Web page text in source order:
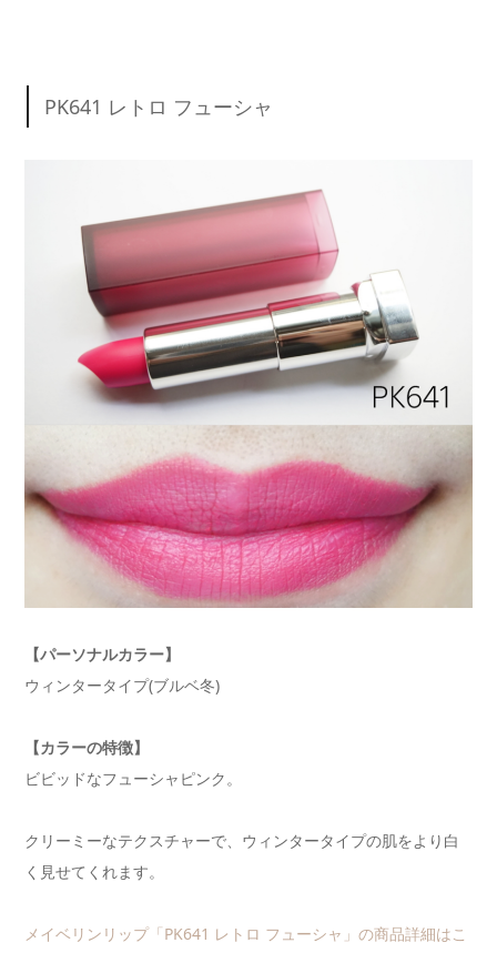
PK641 レトロ フューシャ
【パーソナルカラー】
ウィンタータイプ(ブルベ冬)
【カラーの特徴】
ビビッドなフューシャピンク。
クリーミーなテクスチャーで、ウィンタータイプの肌をより白
く見せてくれます。
メイベリンリップ「PK641 レトロ フューシャ」の商品詳細はこ